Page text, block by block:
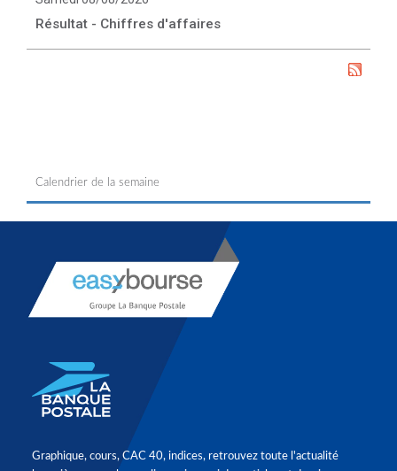
Résultat - Chiffres d'affaires
Calendrier de la semaine
Graphique, cours, CAC 40, indices, retrouvez toute l'actualité